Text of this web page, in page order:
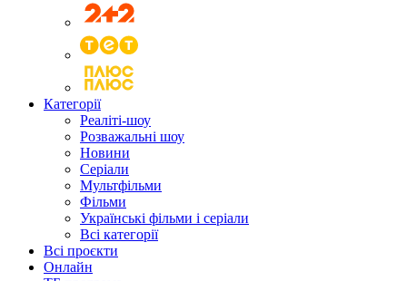
Категорії
Реаліті-шоу
Розважальні шоу
Новини
Серіали
Мультфільми
Фільми
Українські фільми і серіали
Всі категорії
Всі проєкти
Онлайн